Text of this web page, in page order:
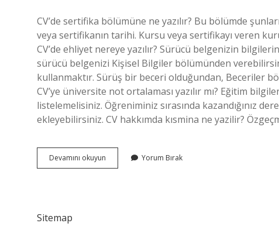
CV’de sertifika bölümüne ne yazılır? Bu bölümde
veya sertifikanın tarihi. Kursu veya sertifikayı veren
CV’de ehliyet nereye yazılır? Sürücü belgenizin
sürücü belgenizi Kişisel Bilgiler bölümünden
kullanmaktır. Sürüş bir beceri olduğundan, Beceriler
CV’ye üniversite not ortalaması yazılır mı? Eğitim
listelemelisiniz. Öğreniminiz sırasında kazandığınız
ekleyebilirsiniz. CV hakkımda kısmina ne yazilir?
Devamını okuyun
De
Yorum Bırak
Sitemap